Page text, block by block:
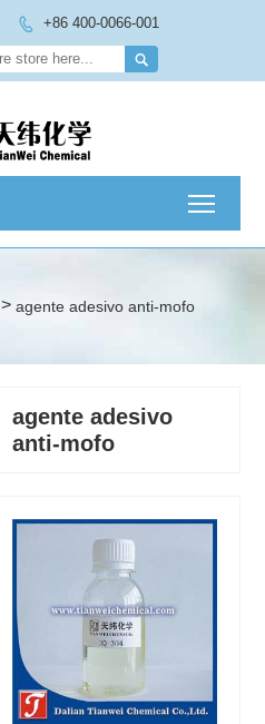
 +86 400-0066-001

> agente adesivo anti-mofo
agente adesivo
anti-mofo